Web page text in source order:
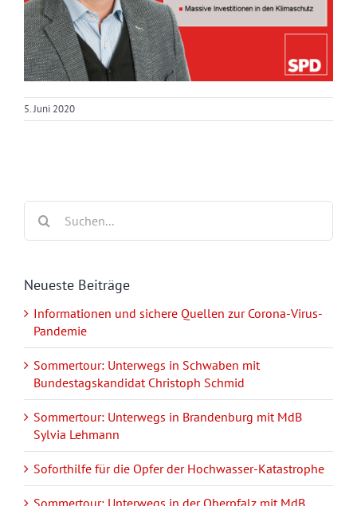
5. Juni 2020
Suche
nach:
Neueste Beiträge
Informationen und sichere Quellen zur Corona-Virus-
Pandemie
Sommertour: Unterwegs in Schwaben mit
Bundestagskandidat Christoph Schmid
Sommertour: Unterwegs in Brandenburg mit MdB
Sylvia Lehmann
Soforthilfe für die Opfer der Hochwasser-Katastrophe
Sommertour: Unterwegs in der Oberpfalz mit MdB